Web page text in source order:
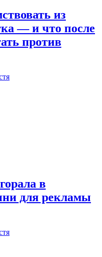
из
— и что после
против
в
для рекламы